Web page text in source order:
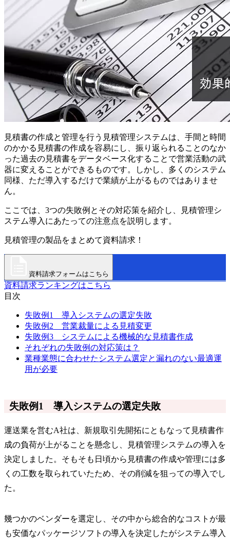
見積書の作成と管理を行う見積管理システムは、手間と時間
のかかる見積書の作成を容易にし、振り返られることのなか
った過去の見積書をデータベース化することで営業活動の武
器に変えることができるものです。しかし、多くのシステム
同様、ただ導入するだけで業績が上がるものではありませ
ん。
ここでは、3つの失敗例とその対応策を紹介し、見積管理シ
ステム導入にあたっての注意点を説明します。
見積管理の製品をまとめて資料請求！
資料請求フォームはこちら
資料請求ランキングはこちら
目次
失敗例1 導入システムの選定失敗
失敗例2 営業裁量による見積変更
失敗例3 システムによる機械的な見積書作成
それぞれの失敗例の対応策は？
業種業態に合わせたシステム選定と漏れのない最適運
用が必要
失敗例1 導入システムの選定失敗
運送業を営むA社は、新規取引先開拓にともなって見積書作
成の負荷が上がることを懸念し、見積管理システムの導入を
決定しました。そもそも日頃から見積書の作成や管理には多
くの工数を取られていたため、その削減を狙っての導入でし
た。
幾つかのベンダーを選定し、その中から総合的なコストが最
も安価なパッケージソフトの導入を決定したがシステム導入